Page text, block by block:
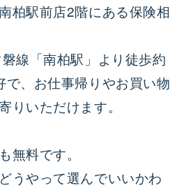
柏駅前店2階にある保険相
線「南柏駅」より徒歩約
、お仕事帰りやお買い物
りいただけます。
無料です。
うやって選んでいいかわ